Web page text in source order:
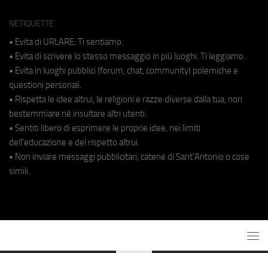
NETIQUETTE
• Evita di URLARE. Ti sentiamo.
• Evita di scrivere lo stesso messaggio in più luoghi. Ti leggiamo.
• Evita in luoghi pubblici (forum, chat, community) polemiche e
questioni personali.
• Rispetta le idee altrui, le religioni e razze diverse dalla tua, non
bestemmiare né insultare altri utenti.
• Sentiti libero di esprimere le proprie idee, nei limiti
dell'educazione e del rispetto altrui.
• Non inviare messaggi pubblicitari, catene di Sant'Antonio o cose
simili.